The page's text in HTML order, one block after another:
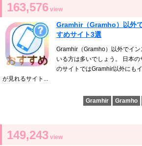
163,576 view
Gramhir（Gramho）以外
すめサイト3選
Gramhir（Gramho）以外でイ
いる方は多いでしょう。 日本
のサイトではGramhir以外にも
が見れるサイト...
Gramhir
Gramho
149,243 view